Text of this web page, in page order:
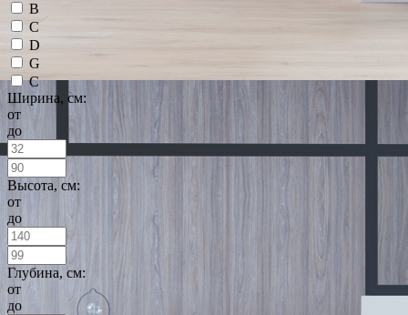
B
C
D
G
С
Ширина, см:
от
до
Высота, см:
от
до
Глубина, см:
от
до